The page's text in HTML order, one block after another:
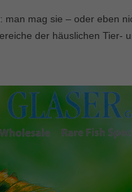
mag sie – oder eben
der häuslichen Tier-